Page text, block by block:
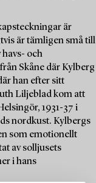
är
är tämligen små till
och
Skåne där Kylberg
han efter sitt
Liljeblad kom att
1931-37 i
nordkust. Kylbergs
som emotionellt
av solljusets
i hans